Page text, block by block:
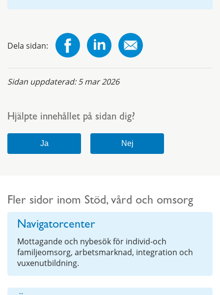
Dela sidan:
Sidan uppdaterad:5 mar 2026
Hjälpte innehållet på sidan dig?
Fler sidor inom Stöd, vård och omsorg
Navigatorcenter
Mottagande och nybesök för individ-och
familjeomsorg, arbetsmarknad, integration och
vuxenutbildning.